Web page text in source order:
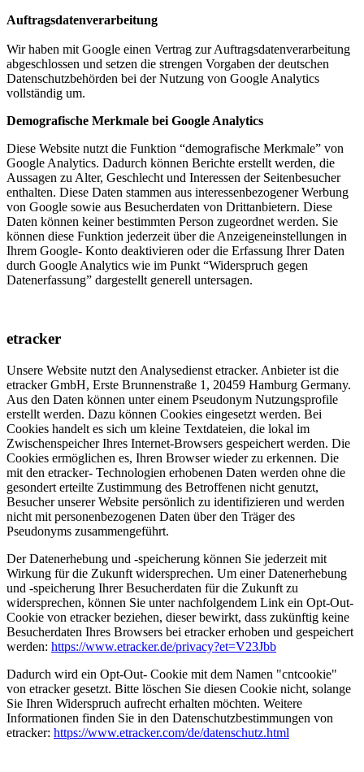
Auftragsdatenverarbeitung
Wir haben mit Google einen Vertrag zur Auftragsdatenverarbeitung
abgeschlossen und setzen die strengen Vorgaben der deutschen
Datenschutzbehörden bei der Nutzung von Google Analytics
vollständig um.
Demografische Merkmale bei Google Analytics
Diese Website nutzt die Funktion “demografische Merkmale” von
Google Analytics. Dadurch können Berichte erstellt werden, die
Aussagen zu Alter, Geschlecht und Interessen der Seitenbesucher
enthalten. Diese Daten stammen aus interessenbezogener Werbung
von Google sowie aus Besucherdaten von Drittanbietern. Diese
Daten können keiner bestimmten Person zugeordnet werden. Sie
können diese Funktion jederzeit über die Anzeigeneinstellungen in
Ihrem Google- Konto deaktivieren oder die Erfassung Ihrer Daten
durch Google Analytics wie im Punkt “Widerspruch gegen
Datenerfassung” dargestellt generell untersagen.
etracker
Unsere Website nutzt den Analysedienst etracker. Anbieter ist die
etracker GmbH, Erste Brunnenstraße 1, 20459 Hamburg Germany.
Aus den Daten können unter einem Pseudonym Nutzungsprofile
erstellt werden. Dazu können Cookies eingesetzt werden. Bei
Cookies handelt es sich um kleine Textdateien, die lokal im
Zwischenspeicher Ihres Internet-Browsers gespeichert werden. Die
Cookies ermöglichen es, Ihren Browser wieder zu erkennen. Die
mit den etracker- Technologien erhobenen Daten werden ohne die
gesondert erteilte Zustimmung des Betroffenen nicht genutzt,
Besucher unserer Website persönlich zu identifizieren und werden
nicht mit personenbezogenen Daten über den Träger des
Pseudonyms zusammengeführt.
Der Datenerhebung und -speicherung können Sie jederzeit mit
Wirkung für die Zukunft widersprechen. Um einer Datenerhebung
und -speicherung Ihrer Besucherdaten für die Zukunft zu
widersprechen, können Sie unter nachfolgendem Link ein Opt-Out-
Cookie von etracker beziehen, dieser bewirkt, dass zukünftig keine
Besucherdaten Ihres Browsers bei etracker erhoben und gespeichert
werden: https://www.etracker.de/privacy?et=V23Jbb
Dadurch wird ein Opt-Out- Cookie mit dem Namen "cntcookie"
von etracker gesetzt. Bitte löschen Sie diesen Cookie nicht, solange
Sie Ihren Widerspruch aufrecht erhalten möchten. Weitere
Informationen finden Sie in den Datenschutzbestimmungen von
etracker: https://www.etracker.com/de/datenschutz.html